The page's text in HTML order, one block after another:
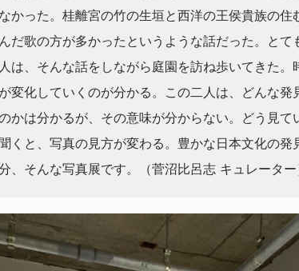
かった。桂離宮の竹の生垣と西洋の王侯貴族の住
だ歌の方が多かったというような話だった。とて
は、そんな話をしながら庭園を訪ね歩いてきた。
変化していくのが分かる。この二人は、どんな発
かは分かるが、その意味が分からない。どう見て
くと、写真の見方が変わる。豊かな日本文化の発
、そんな写真展です。（菅沼比呂志 キュレータ